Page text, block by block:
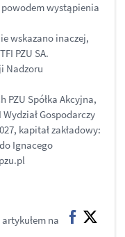
wystąpienia
wskazano inaczej,
PZU SA.
Nadzoru
PZU Spółka Akcyjna,
Gospodarczy
kapitał zakładowy:
Ignacego
na